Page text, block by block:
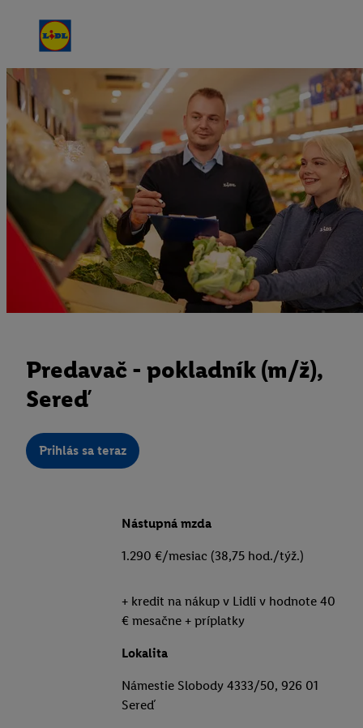
Predavač - pokladník (m/ž),
Sereď
Prihlás sa teraz
Nástupná mzda
1.290 €/mesiac (38,75 hod./týž.)
+ kredit na nákup v Lidli v hodnote 40
€ mesačne + príplatky
Lokalita
Námestie Slobody 4333/50, 926 01
Sereď